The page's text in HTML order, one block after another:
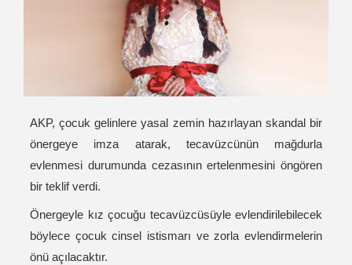
AKP, çocuk gelinlere yasal zemin hazırlayan skandal bir
önergeye imza atarak, tecavüzcünün mağdurla
evlenmesi durumunda cezasının ertelenmesini öngören
bir teklif verdi.
Önergeyle kız çocuğu tecavüzcüsüyle evlendirilebilecek
böylece çocuk cinsel istismarı ve zorla evlendirmelerin
önü açılacaktır.